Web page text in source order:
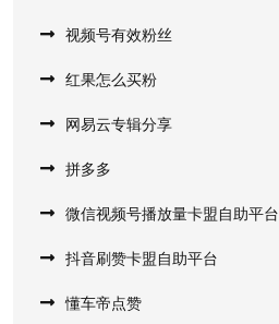
视频号有效粉丝
红果怎么买粉
网易云专辑分享
拼多多
微信视频号播放量卡盟自助平台
抖音刷赞卡盟自助平台
懂车帝点赞